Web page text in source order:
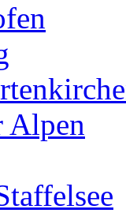
Alpen